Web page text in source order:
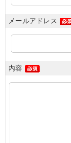
メールアドレス
内容